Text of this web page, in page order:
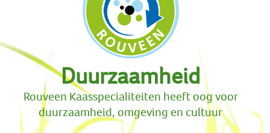
Duurzaamheid
Rouveen Kaasspecialiteiten heeft oog voor
duurzaamheid, omgeving en cultuur